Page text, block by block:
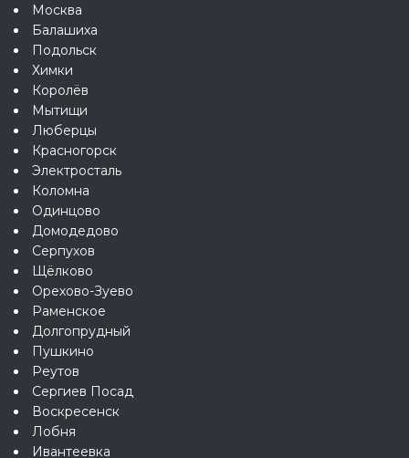
Москва
Балашиха
Подольск
Химки
Королёв
Мытищи
Люберцы
Красногорск
Электросталь
Коломна
Одинцово
Домодедово
Серпухов
Щёлково
Орехово-Зуево
Раменское
Долгопрудный
Пушкино
Реутов
Сергиев Посад
Воскресенск
Лобня
Ивантеевка